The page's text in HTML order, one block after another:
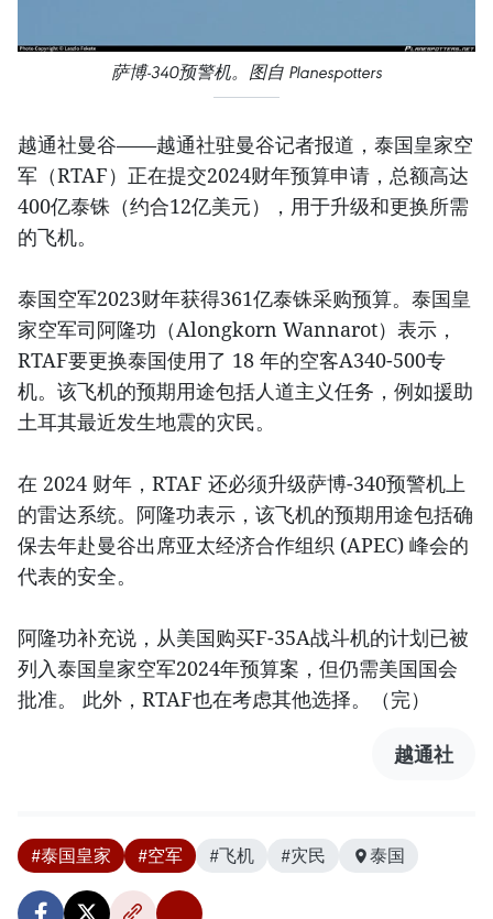
萨博-340预警机。图自 Planespotters
越通社曼谷——越通社驻曼谷记者报道，泰国皇家空
军（RTAF）正在提交2024财年预算申请，总额高达
400亿泰铢（约合12亿美元），用于升级和更换所需
的飞机。
泰国空军2023财年获得361亿泰铢采购预算。泰国皇
家空军司阿隆功（Alongkorn Wannarot）表示，
RTAF要更换泰国使用了 18 年的空客A340-500专
机。该飞机的预期用途包括人道主义任务，例如援助
土耳其最近发生地震的灾民。
在 2024 财年，RTAF 还必须升级萨博-340预警机上
的雷达系统。阿隆功表示，该飞机的预期用途包括确
保去年赴曼谷出席亚太经济合作组织 (APEC) 峰会的
代表的安全。
阿隆功补充说，从美国购买F-35A战斗机的计划已被
列入泰国皇家空军2024年预算案，但仍需美国国会
批准。 此外，RTAF也在考虑其他选择。（完）
越通社
#泰国皇家 #空军 #飞机 #灾民 泰国